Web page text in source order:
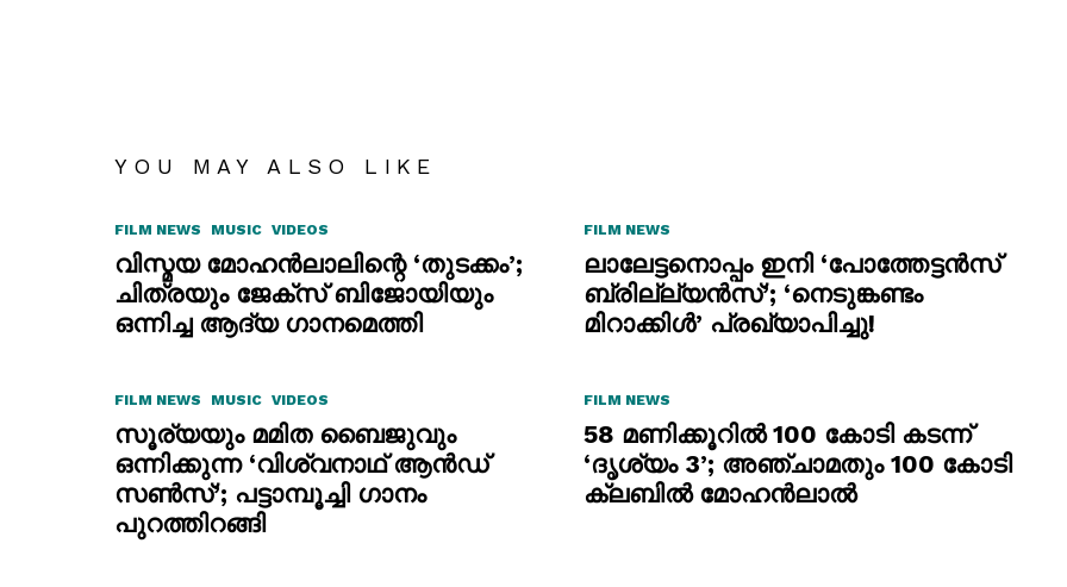
YOU MAY ALSO LIKE
FILM NEWS MUSIC VIDEOS
വിസ്മയ മോഹൻലാലിന്റെ ‘തുടക്കം’;
ചിത്രയും ജേക്സ് ബിജോയിയും
ഒന്നിച്ച ആദ്യ ഗാനമെത്തി
FILM NEWS
ലാലേട്ടനൊപ്പം ഇനി ‘പോത്തേട്ടൻസ്
ബ്രില്ല്യൻസ്’; ‘നെടുങ്കണ്ടം
മിറാക്കിൾ’ പ്രഖ്യാപിച്ചു!
FILM NEWS MUSIC VIDEOS
സൂര്യയും മമിത ബൈജുവും
ഒന്നിക്കുന്ന ‘വിശ്വനാഥ് ആൻഡ്
സൺസ്’; പട്ടാമ്പൂച്ചി ഗാനം
പുറത്തിറങ്ങി
FILM NEWS
58 മണിക്കൂറിൽ 100 കോടി കടന്ന്
‘ദൃശ്യം 3’; അഞ്ചാമതും 100 കോടി
ക്ലബിൽ മോഹൻലാൽ